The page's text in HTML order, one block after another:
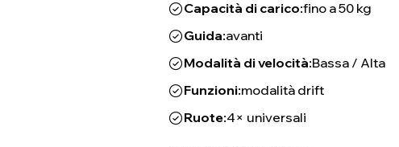
Capacità di carico:fino a 50 kg
Guida:avanti
Modalità di velocità:Bassa / Alta
Funzioni:modalità drift
Ruote:4× universali